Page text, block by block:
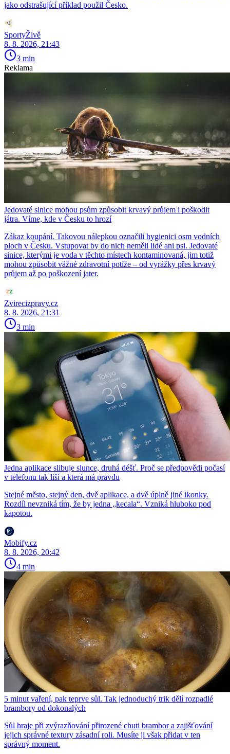
jako odstrašující příklad použil Česko.
SportyŽivě
8. 8. 2026, 21:43
3 min
Reklama
Jedovaté sinice mohou psům způsobit krvavý průjem i poškodit
játra. Víme, kde v Česku to hrozí
Zákaz koupání. Takovou nálepkou označili hygienici osm vodních
ploch v Česku. Vstupovat by do nich neměli lidé ani psi. Jedovaté
sinice, kterými je voda v těchto místech kontaminovaná, jim totiž
mohou způsobit vážné zdravotní potíže – od vyrážky přes krvavý
průjem až po poškození jater.
Zvirecizpravy.cz
8. 8. 2026, 21:31
3 min
Jedna aplikace slibuje slunce, druhá déšť. Proč se předpovědi počasí
v telefonu tak liší a která má pravdu
Stejné město, stejný den, dvě aplikace, a dvě úplně jiné ikonky.
Rozdíl nevzniká tím, že by jedna „kecala“. Vzniká hluboko pod
kapotou.
Mobify.cz
8. 8. 2026, 20:42
4 min
5 minut vaření, pak teprve sůl. Tak jednoduchý trik dělí rozpadlé
brambory od dokonalých
Sůl hraje při zvýrazňování přirozené chuti brambor a zajišťování
jejich správné textury zásadní roli. Musíte ji však přidat v ten
správný moment.